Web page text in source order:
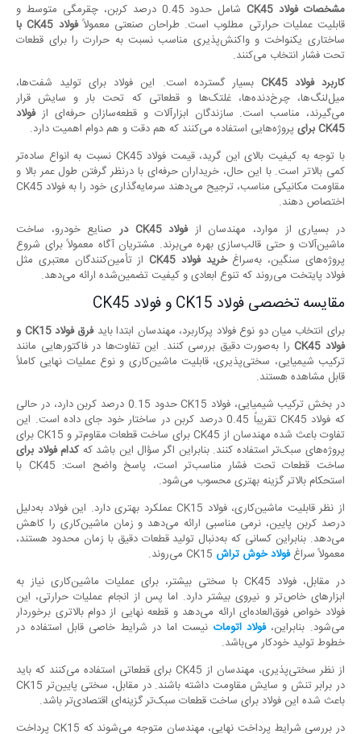
مشخصات فولاد CK45
شامل حدود 0.45 درصد کربن، چقرمگی متوسط و
قابلیت عملیات حرارتی مطلوب است. طراحان صنعتی معمولاًفولاد CK45با
ساختاری یکنواخت و واکنش‌پذیری مناسب نسبت به حرارت را برای قطعات
تحت فشار انتخاب می‌کنند.
کاربرد فولادCK45 بسیار گسترده است. این فولاد برای تولید شفت‌ها،
میل‌لنگ‌ها، چرخ‌دنده‌ها، غلتک‌ها و قطعاتی که تحت بار و سایش قرار
می‌گیرند، مناسب است. سازندگان ابزارآلات و قطعه‌سازان حرفه‌ای ازفولاد
CK45برای پروژه‌هایی استفاده می‌کنند که هم دقت و هم دوام اهمیت دارد.
با توجه به کیفیت بالای این گرید، قیمت فولاد CK45 نسبت به انواع ساده‌تر
کمی بالاتر است. با این حال، خریداران حرفه‌ای با درنظر گرفتن طول عمر بالا و
مقاومت مکانیکی مناسب، ترجیح می‌دهند سرمایه‌گذاری خود را به فولاد CK45
اختصاص دهند.
در بسیاری از موارد، مهندسان ازفولادCK45 در صنایع خودرو، ساخت
ماشین‌آلات و حتی قالب‌سازی بهره می‌برند. مشتریان آگاه معمولاً برای شروع
پروژه‌های سنگین، به‌سراغخرید فولاد CK45از تأمین‌کنندگان معتبری مثل
فولاد پایتخت می‌روند که تنوع ابعادی و کیفیت تضمین‌شده ارائه می‌دهد.
مقایسه تخصصی فولاد CK15 و فولاد CK45
برای انتخاب میان دو نوع فولاد پرکاربرد، مهندسان ابتدا بایدفرق فولادCK15 و
فولاد CK45را به‌صورت دقیق بررسی کنند. این تفاوت‌ها در فاکتورهایی مانند
ترکیب شیمیایی، سختی‌پذیری، قابلیت ماشین‌کاری و نوع عملیات نهایی کاملاً
قابل مشاهده هستند.
در بخش ترکیب شیمیایی، فولاد CK15 حدود 0.15 درصد کربن دارد، در حالی
که فولاد CK45 تقریباً 0.45 درصد کربن در ساختار خود جای داده است. این
تفاوت باعث شده مهندسان از CK45 برای ساخت قطعات مقاوم‌تر و CK15 برای
پروژه‌های سبک‌تر استفاده کنند. بنابراین اگر سؤال این باشد کهکدام فولاد برای
ساخت قطعات تحت فشار مناسب‌تر است، پاسخ واضح است: CK45 با
استحکام بالاتر گزینه بهتری محسوب می‌شود.
از نظر قابلیت ماشین‌کاری، فولاد CK15 عملکرد بهتری دارد. این فولاد به‌دلیل
درصد کربن پایین، نرمی مناسبی ارائه می‌دهد و زمان ماشین‌کاری را کاهش
می‌دهد. بنابراین کسانی که به‌دنبال تولید قطعات دقیق با زمان محدود هستند،
معمولاً سراغفولاد خوش تراش
در مقابل، فولاد CK45 با سختی بیشتر، برای عملیات ماشین‌کاری نیاز به
ابزارهای خاص‌تر و نیروی بیشتر دارد. اما پس از انجام عملیات حرارتی، این
فولاد خواص فوق‌العاده‌ای ارائه می‌دهد و قطعه نهایی از دوام بالاتری برخوردار
می‌شود. بنابراین،فولاد اتومات نیست اما در شرایط خاصی قابل استفاده در
خطوط تولید خودکار می‌باشد.
از نظر سختی‌پذیری، مهندسان از CK45 برای قطعاتی استفاده می‌کنند که باید
در برابر تنش و سایش مقاومت داشته باشند. در مقابل، سختی پایین‌تر CK15
باعث شده این فولاد برای ساخت قطعات سبک‌تر گزینه‌ای اقتصادی‌تر باشد.
در بررسی شرایط پرداخت نهایی، مهندسان متوجه می‌شوند که CK15 پرداخت